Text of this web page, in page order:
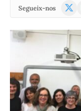
Segueix-nos
X